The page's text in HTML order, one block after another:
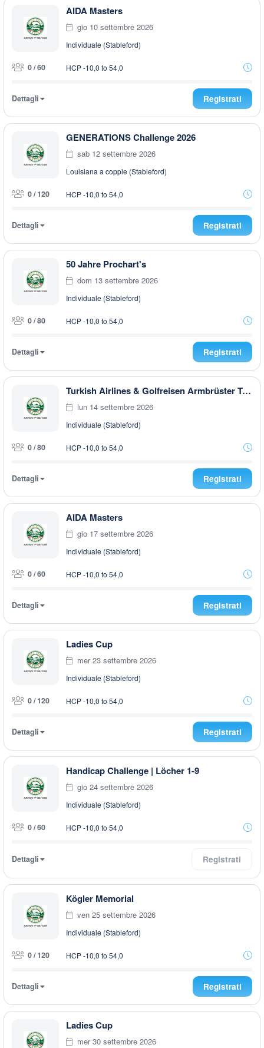
AIDA Masters
gio 10 settembre 2026
Individuale (Stableford)
0 / 60 HCP -10,0 to 54,0
Dettagli Registrati
GENERATIONS Challenge 2026
sab 12 settembre 2026
Louisiana a coppie (Stableford)
0 / 120 HCP -10,0 to 54,0
Dettagli Registrati
50 Jahre Prochart's
dom 13 settembre 2026
Individuale (Stableford)
0 / 80 HCP -10,0 to 54,0
Dettagli Registrati
Turkish Airlines & Golfreisen Armbrüster Trophy 2026
lun 14 settembre 2026
Individuale (Stableford)
0 / 80 HCP -10,0 to 54,0
Dettagli Registrati
AIDA Masters
gio 17 settembre 2026
Individuale (Stableford)
0 / 60 HCP -10,0 to 54,0
Dettagli Registrati
Ladies Cup
mer 23 settembre 2026
Individuale (Stableford)
0 / 120 HCP -10,0 to 54,0
Dettagli Registrati
Handicap Challenge | Löcher 1-9
gio 24 settembre 2026
Individuale (Stableford)
0 / 60 HCP -10,0 to 54,0
Dettagli Registrati
Kögler Memorial
ven 25 settembre 2026
Individuale (Stableford)
0 / 120 HCP -10,0 to 54,0
Dettagli Registrati
Ladies Cup
mer 30 settembre 2026